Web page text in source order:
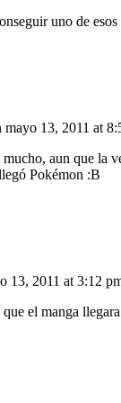
uno de esos
mayo 13, 2011 at
mucho, aun que la
Pokémon :B
13, 2011 at 3:12
el manga